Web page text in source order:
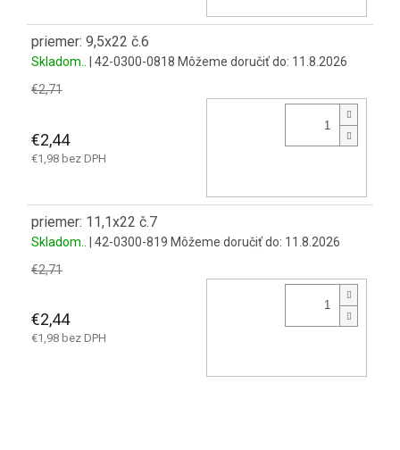
priemer: 9,5x22 č.6
Skladom.. | 42-0300-0818 Môžeme doručiť do: 11.8.2026
€2,71
€2,44
€1,98 bez DPH
priemer: 11,1x22 č.7
Skladom.. | 42-0300-819 Môžeme doručiť do: 11.8.2026
€2,71
€2,44
€1,98 bez DPH